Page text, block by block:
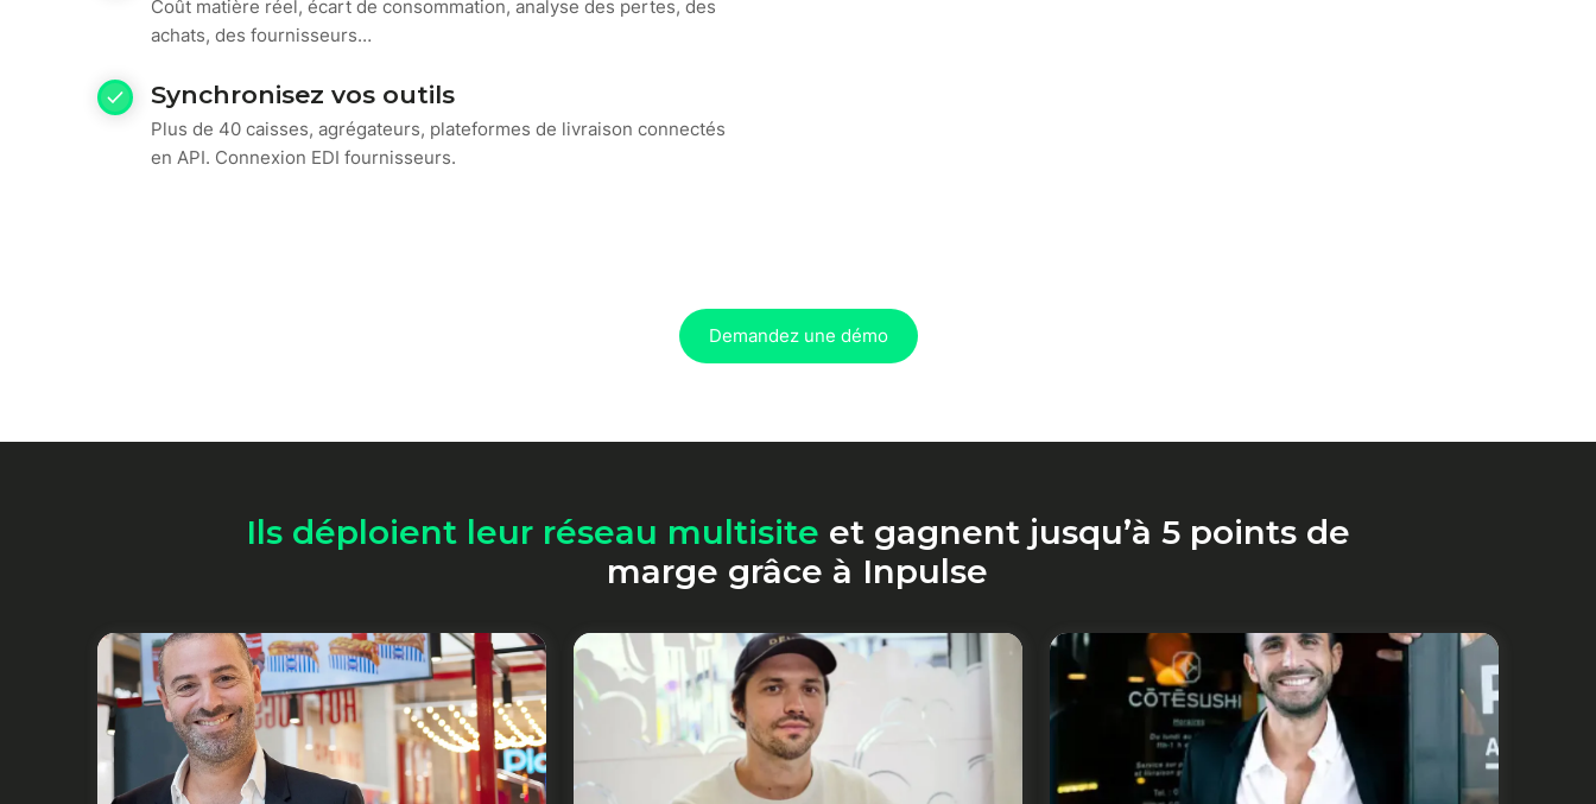
Coût matière réel, écart de consommation, analyse des pertes, des
achats, des fournisseurs…
Synchronisez vos outils
Plus de 40 caisses, agrégateurs, plateformes de livraison connectés
en API. Connexion EDI fournisseurs.
Demandez une démo
Ils déploient leur réseau multisite et gagnent jusqu’à 5 points de
marge grâce à Inpulse